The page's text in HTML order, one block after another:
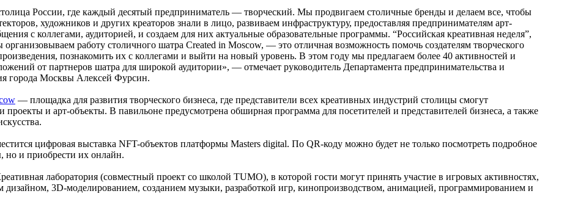
России, где каждый десятый предприниматель — творческий. Мы продвигаем столичные бренды и делаем все, чтобы
художников и других креаторов знали в лицо, развиваем инфраструктуру, предоставляя предпринимателям арт-
с коллегами, аудиторией, и создаем для них актуальные образовательные программы. “Российская креативная неделя”,
организовываем работу столичного шатра Created in Moscow, — это отличная возможность помочь создателям творческого
познакомить их с коллегами и выйти на новый уровень. В этом году мы предлагаем более 40 активностей и
от партнеров шатра для широкой аудитории», — отмечает руководитель Департамента предпринимательства и
города Москвы Алексей Фурсин.
— площадка для развития творческого бизнеса, где представители всех креативных индустрий столицы смогут
проекты и арт-объекты. В павильоне предусмотрена обширная программа для посетителей и представителей бизнеса, а также
цифровая выставка NFT-объектов платформы Masters digital. По QR-коду можно будет не только посмотреть подробное
но и приобрести их онлайн.
лаборатория (совместный проект со школой TUMO), в которой гости могут принять участие в игровых активностях,
дизайном, 3D-моделированием, созданием музыки, разработкой игр, кинопроизводством, анимацией, программированием и